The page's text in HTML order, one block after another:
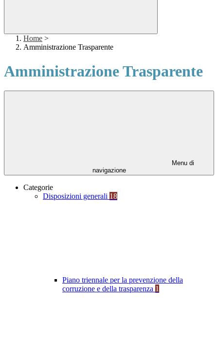
Home >
Amministrazione Trasparente
Amministrazione Trasparente
Menu di
navigazione
Categorie
Disposizioni generali 18
Piano triennale per la prevenzione della
corruzione e della trasparenza 1